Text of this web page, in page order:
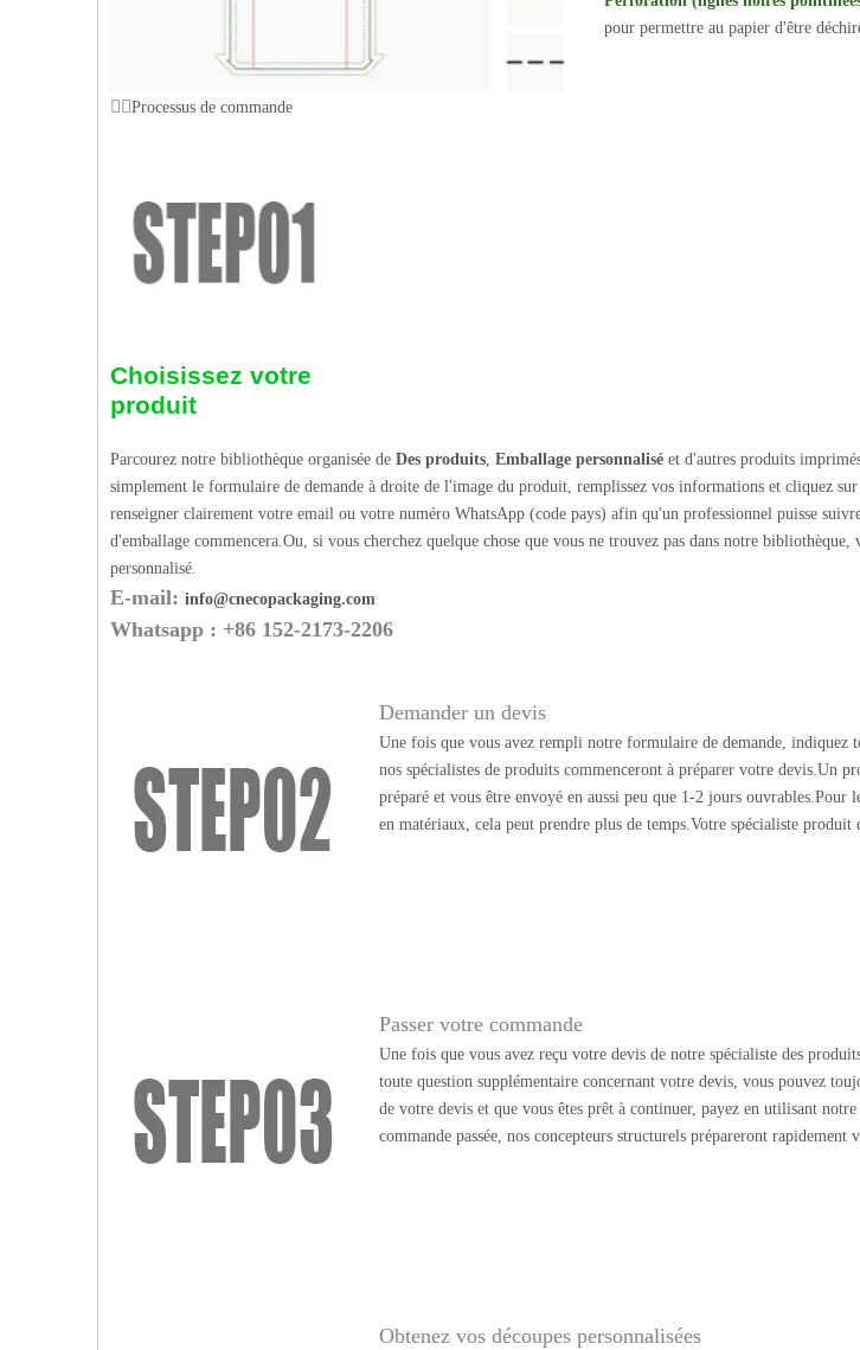
pour permettre au papier d'être
Processus de commande
Choisissez votre
produit
Parcourez notre bibliothèque organisée de Des produits Emballage personnalisé et d'autres produits
simplement le formulaire de demande à droite de l'image du produit, remplissez vos informations et cliquez sur
renseigner clairement votre email ou votre numéro WhatsApp (code pays) afin qu'un professionnel puisse
d'emballage commencera.Ou, si vous cherchez quelque chose que vous ne trouvez pas dans notre
personnalisé.
E-mail: info@cnecopackaging.com
Whatsapp : +86 152-2173-2206
Demander un devis
Une fois que vous avez rempli notre formulaire de demande, indiquez
nos spécialistes de produits commenceront à préparer votre devis.Un
préparé et vous être envoyé en aussi peu que 1-2 jours
en matériaux, cela peut prendre plus de temps.Votre spécialiste
Passer votre commande
Une fois que vous avez reçu votre devis de notre spécialiste des
toute question supplémentaire concernant votre devis, vous pouvez
de votre devis et que vous êtes prêt à continuer, payez en utilisant
commande passée, nos concepteurs structurels prépareront rapidement
Obtenez vos découpes personnalisées